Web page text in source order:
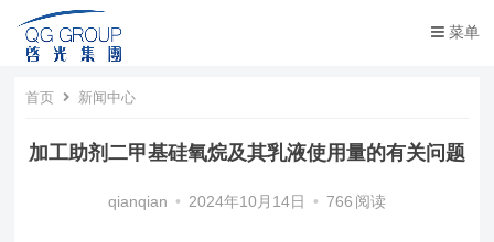
菜单
首页 新闻中心
加工助剂二甲基硅氧烷及其乳液使用量的有关问题
qianqian • 2024年10月14日 • 766 阅读